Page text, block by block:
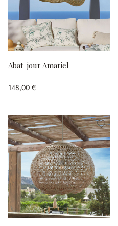
Abat-jour Amariel
148,00 €